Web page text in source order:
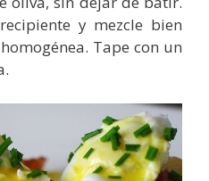
y mezcle bien
Tape con un